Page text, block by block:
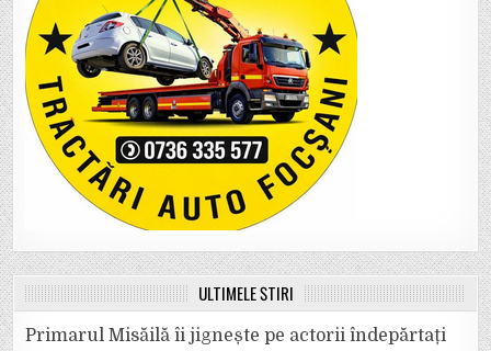
ULTIMELE ȘTIRI
Primarul Misăilă îi jignește pe actorii îndepărtați